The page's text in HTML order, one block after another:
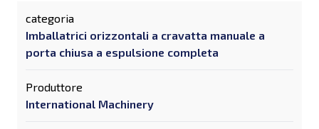
categoria
Imballatrici orizzontali a cravatta manuale a
porta chiusa a espulsione completa
Produttore
International Machinery